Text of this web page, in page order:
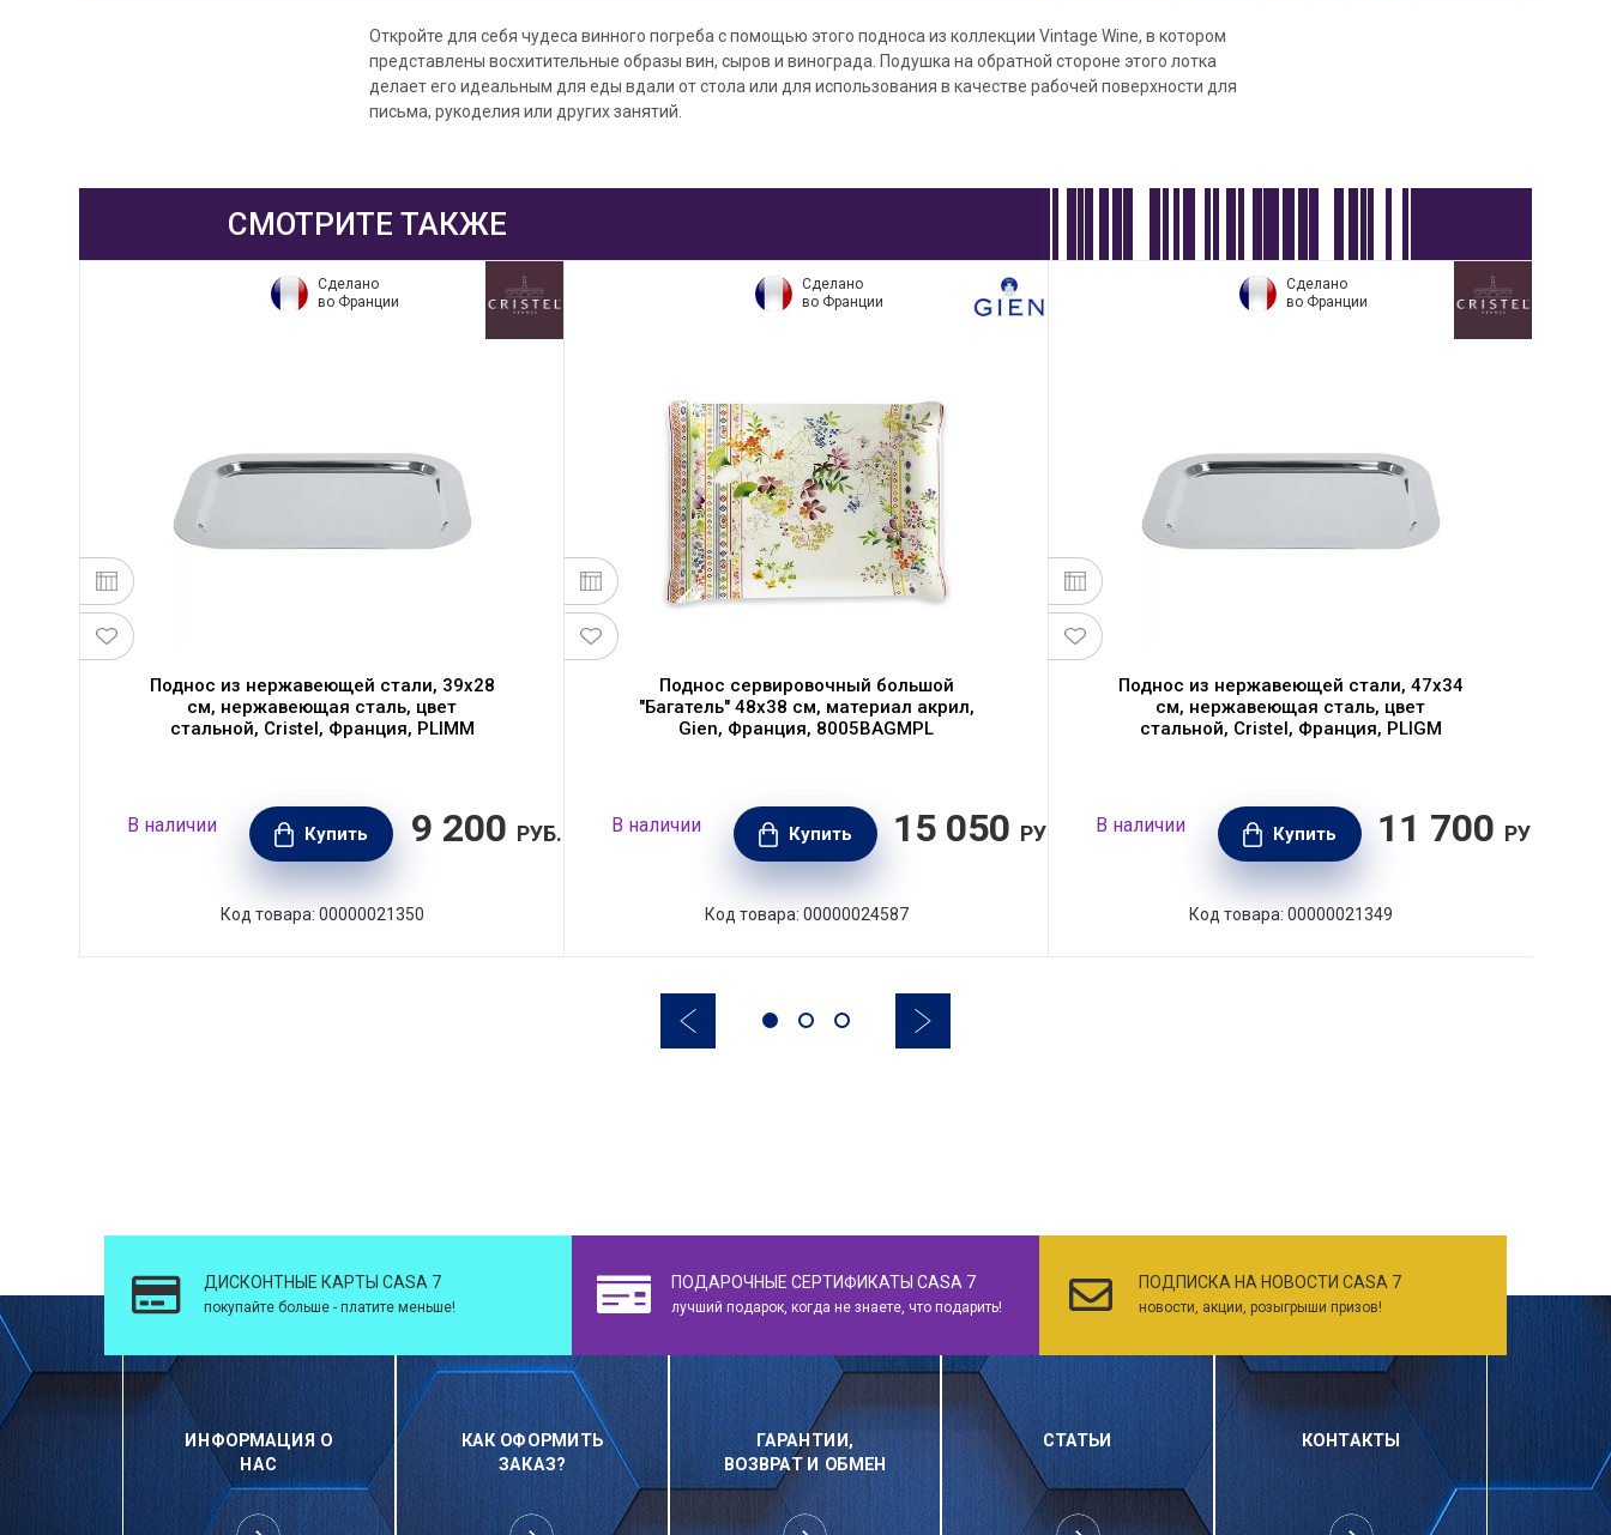
Откройте для себя чудеса винного погреба с помощью этого подноса из коллекции Vintage Wine, в котором
представлены восхитительные образы вин, сыров и винограда. Подушка на обратной стороне этого лотка
делает его идеальным для еды вдали от стола или для использования в качестве рабочей поверхности для
письма, рукоделия или других занятий.
СМОТРИТЕ ТАКЖЕ
Сделано
во Франции
Поднос из нержавеющей стали, 39x28
см, нержавеющая сталь, цвет
стальной, Cristel, Франция, PLIMM
В наличии Купить 9 200 РУБ.
Код товара: 00000021350
Сделано
во Франции
Поднос сервировочный большой
"Багатель" 48х38 см, материал акрил,
Gien, Франция, 8005BAGMPL
В наличии Купить 15 050 РУБ.
Код товара: 00000024587
Сделано
во Франции
Поднос из нержавеющей стали, 47х34
см, нержавеющая сталь, цвет
стальной, Cristel, Франция, PLIGM
В наличии Купить 11 700 РУБ.
Код товара: 00000021349
ДИСКОНТНЫЕ КАРТЫ CASA 7
покупайте больше - платите меньше!
ПОДАРОЧНЫЕ СЕРТИФИКАТЫ CASA 7
лучший подарок, когда не знаете, что подарить!
ПОДПИСКА НА НОВОСТИ CASA 7
новости, акции, розыгрыши призов!
ИНФОРМАЦИЯ О
НАС
КАК ОФОРМИТЬ
ЗАКАЗ?
ГАРАНТИИ,
ВОЗВРАТ И ОБМЕН
СТАТЬИ КОНТАКТЫ